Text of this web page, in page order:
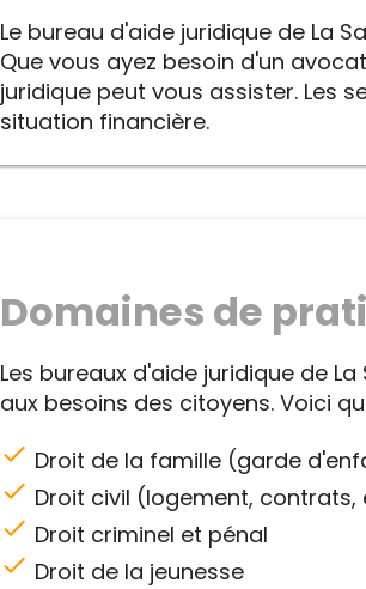
Le bureau d'aide juridique de La
Que vous ayez besoin d'un
juridique peut vous assister. Les
situation financière.
Domaines de
Les bureaux d'aide juridique de
aux besoins des citoyens. Voici
check Droit de la famille (garde
check Droit civil (logement, contrats,
check Droit criminel et pénal
check Droit de la jeunesse